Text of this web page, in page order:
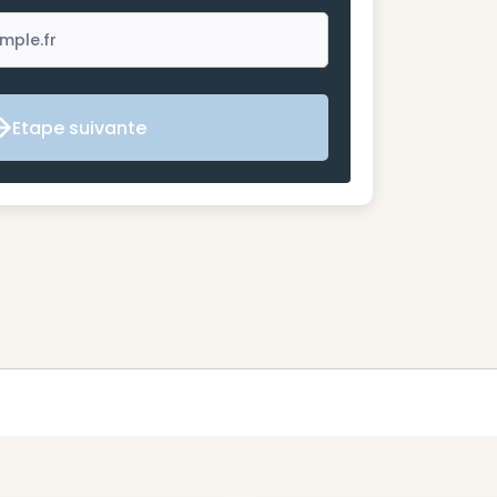
Etape suivante
Etape suivante